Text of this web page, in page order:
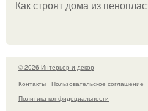
Как строят дома из
© 2026 Интерьер и декор
Контакты
Пользовательское соглашение
Политика конфидециальности